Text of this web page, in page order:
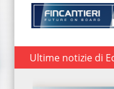
Ultime notizie di